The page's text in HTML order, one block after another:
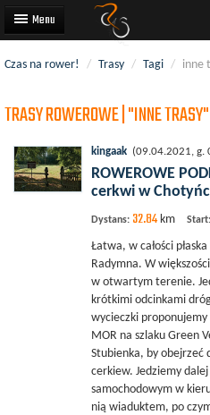
Trasy rowerowe
Wyścigi rowerowe
Użytkownicy
Czas na rower! / Trasy / Tagi / inne
TRASY ROWEROWE | "INNE TRASY"
kingaak (09.04.2021, g.
ROWEROWE
cerkwi w
Dystans: 32.84 km Start:
Łatwa, w całości
Radymna. W
w otwartym terenie.
krótkimi odcinkami
wycieczki
MOR na szlaku Green
Stubienka, by obejrzeć
cerkiew. Jedziemy
samochodowym w
nią wiaduktem, po